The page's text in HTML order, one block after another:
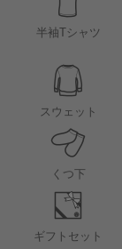
半袖Tシャツ
スウェット
くつ下
ギフトセット